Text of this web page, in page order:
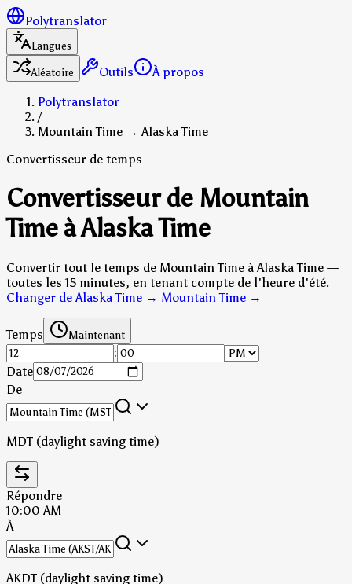
Polytranslator
Langues
Aléatoire
Outils
À propos
Polytranslator
/
Mountain Time → Alaska Time
Convertisseur de temps
Convertisseur de Mountain
Time à Alaska Time
Convertir tout le temps de Mountain Time à Alaska Time —
toutes les 15 minutes, en tenant compte de l'heure d'été.
Changer de Alaska Time → Mountain Time →
Temps Maintenant
:
Date
De
MDT (daylight saving time)
Répondre
10:00 AM
À
AKDT (daylight saving time)